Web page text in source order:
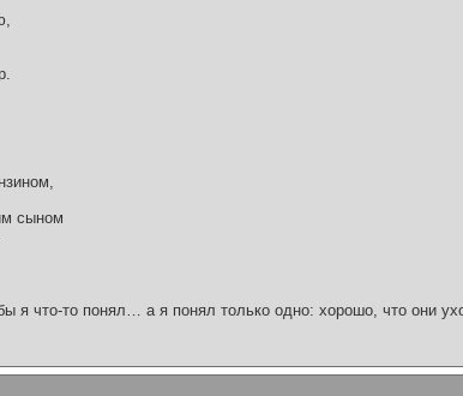
сыном
я что-то понял… а я понял только одно: хорошо, что они